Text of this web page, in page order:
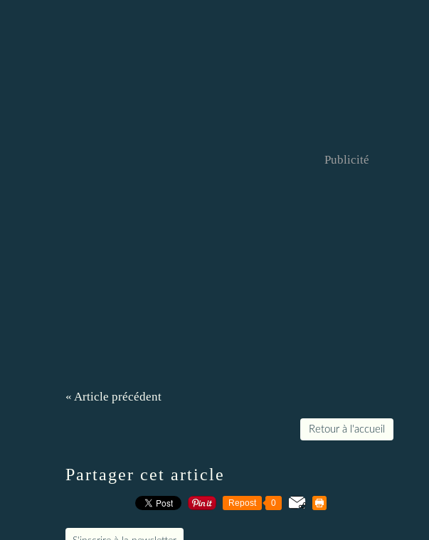
Publicité
« Article précédent
Retour à l'accueil
Partager cet article
Repost 0